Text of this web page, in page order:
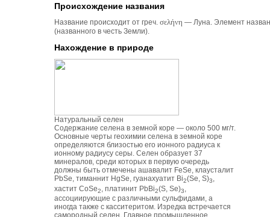
Происхождение названия
Название происходит от греч. σελήνη — Луна. Элемент назван
(названного в честь Земли).
Нахождение в природе
Натуральный селен
Содержание селена в земной коре — около 500 мг/т.
Основные черты геохимии селена в земной коре
определяются близостью его ионного радиуса к
ионному радиусу серы. Селен образует 37
минералов, среди которых в первую очередь
должны быть отмечены ашавалит FeSe, клаусталит
PbSe, тиманнит HgSe, гуанахуатит Bi2(Se, S)3,
хастит CoSe2, платинит PbBi2(S, Se)3,
ассоциирующие с различными сульфидами, а
иногда также с касситеритом. Изредка встречается